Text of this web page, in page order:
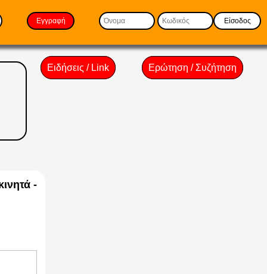
Εγγραφή Είσοδος
Ειδήσεις / Link Ερώτηση / Συζήτηση
-